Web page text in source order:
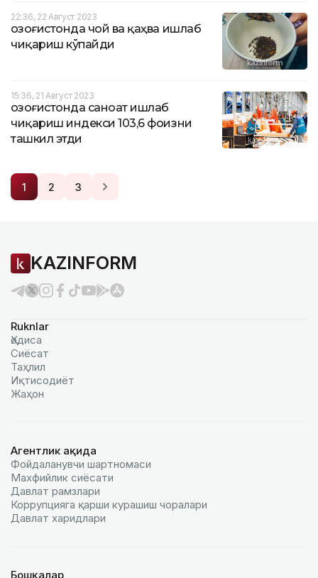
22:36, 22 Август 2023
Қозоғистонда чой ва қаҳва ишлаб
чиқариш кўпайди
15:36, 21 Август 2023
Қозоғистонда саноат ишлаб
чиқариш индекси 103,6 фоизни
ташкил этди
1 2 3
KAZINFORM
Ruknlar
Ҳодиса
Сиёсат
Таҳлил
Иқтисодиёт
Жаҳон
Агентлик ҳақида
Фойдаланувчи шартномаси
Махфийлик сиёсати
Давлат рамзлари
Коррупцияга қарши курашиш чоралари
Давлат харидлари
Бошқалар